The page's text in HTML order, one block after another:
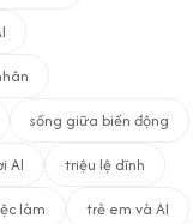
sống giữa biến động
AI
triệu lệ dĩnh
làm
trẻ em và AI